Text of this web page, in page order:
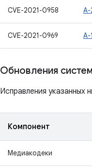
CVE-2021-0958
CVE-2021-0969 A-
Обновления
Исправления указанных
Компонент
Медиакодеки